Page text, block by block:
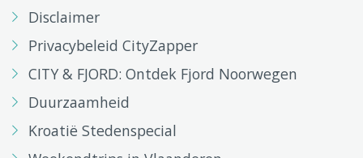
Disclaimer
Privacybeleid CityZapper
CITY & FJORD: Ontdek Fjord Noorwegen
Duurzaamheid
Kroatië Stedenspecial